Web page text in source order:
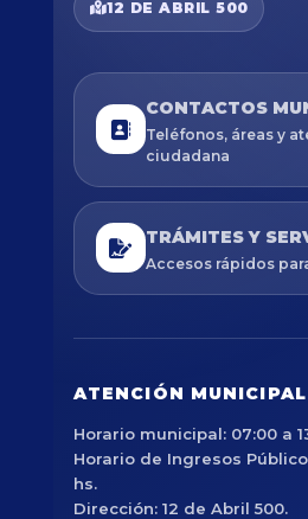
12 DE ABRIL 500
CONTACTOS
Teléfonos, áreas y
ciudadana
TRÁMITES Y
Accesos rápidos
ATENCIÓN MUNICIPAL
Horario municipal: 07:00 a
Horario de Ingresos
hs.
Dirección: 12 de Abril 500.